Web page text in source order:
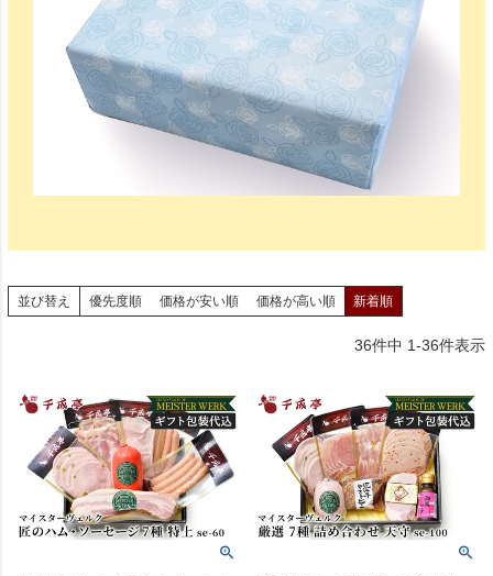
並び替え 優先度順 価格が安い順 価格が高い順 新着順
36件中 1-36件表示